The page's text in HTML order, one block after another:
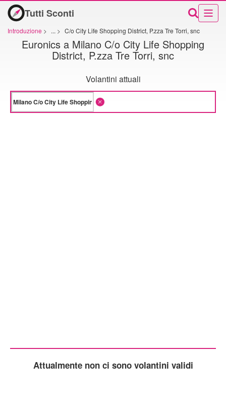
Tutti Sconti
Introduzione > ... > C/o City Life Shopping District, P.zza Tre Torri, snc
Euronics a Milano C/o City Life Shopping
District, P.zza Tre Torri, snc
Volantini attuali
Attualmente non ci sono volantini validi